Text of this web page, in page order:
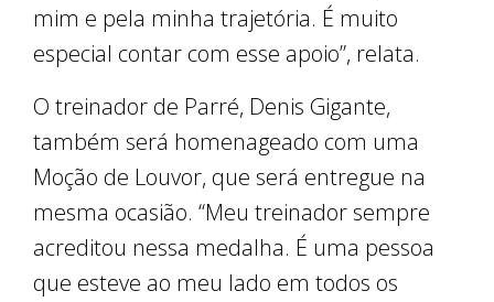
mim e pela minha trajetória. É muito
especial contar com esse apoio”, relata.
O treinador de Parré, Denis Gigante,
também será homenageado com uma
Moção de Louvor, que será entregue na
mesma ocasião. “Meu treinador sempre
acreditou nessa medalha. É uma pessoa
que esteve ao meu lado em todos os